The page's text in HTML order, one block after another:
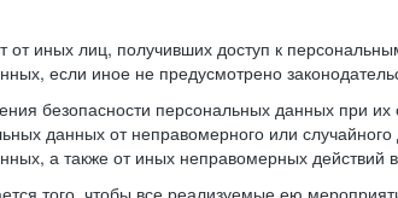
от иных лиц, получивших доступ к
если иное не предусмотрено
безопасности персональных данных при
данных от неправомерного или
а также от иных неправомерных действий
того, чтобы все реализуемые ею